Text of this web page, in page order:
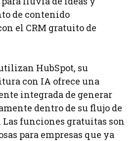
de contenido
el CRM gratuito de
HubSpot, su
con IA ofrece una
integrada de generar
dentro de su flujo de
funciones gratuitas son
para empresas que ya